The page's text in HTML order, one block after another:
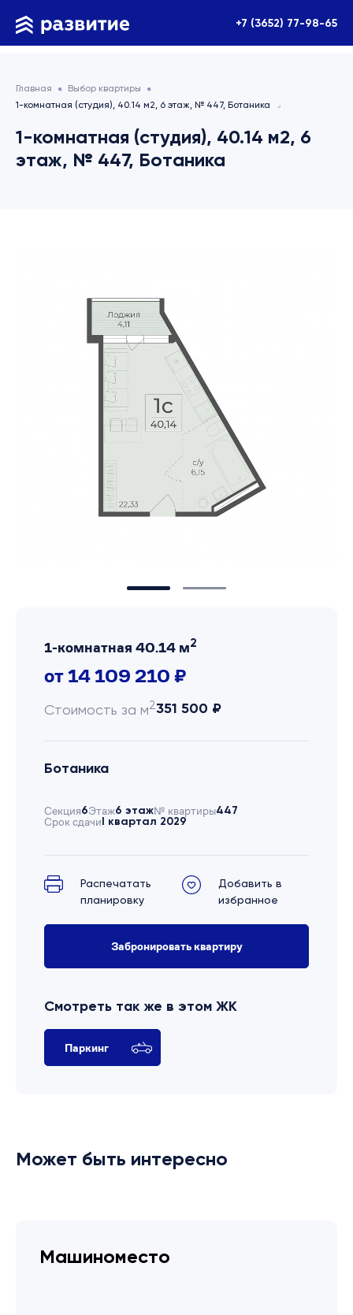
+7 (3652) 77-98-65
Главная
Выбор квартиры
1-комнатная (студия), 40.14 м2, 6 этаж, № 447, Ботаника
1-комнатная (студия), 40.14 м2, 6
этаж, № 447, Ботаника
1-комнатная 40.14 м2
от 14 109 210 ₽
Стоимость за м2351 500 ₽
Ботаника
Секция6Этаж6 этаж№ квартиры447
Срок сдачиI квартал 2029
Распечатать
планировку
Добавить в
избранное
Забронировать квартиру
Смотреть так же в этом ЖК
Паркинг
Может быть интересно
Машиноместо